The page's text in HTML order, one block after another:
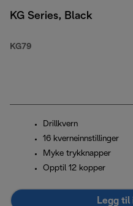
KG Series, Black
KG79
Drillkvern
16 kverneinnstillinger
Myke trykknapper
Opptil 12 kopper
Legg til